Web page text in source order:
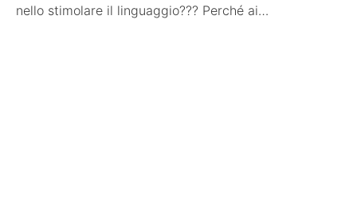
nello stimolare il linguaggio??? Perché ai